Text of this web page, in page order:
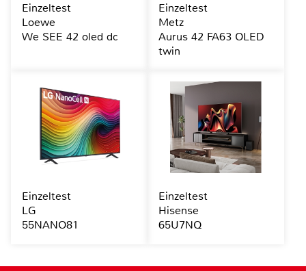
Einzeltest
Loewe
We SEE 42 oled dc
Einzeltest
Metz
Aurus 42 FA63 OLED
twin
Einzeltest
LG
55NANO81
Einzeltest
Hisense
65U7NQ